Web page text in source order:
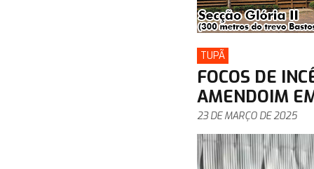
TUPÃ
FOCOS DE
AMENDOIM
23 DE MARÇO DE 2025